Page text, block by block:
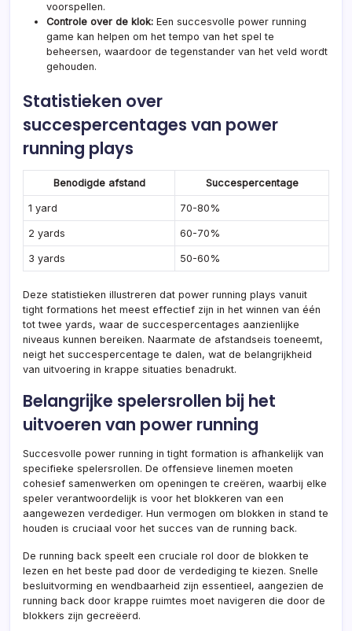
voorspellen.
Controle over de klok: Een succesvolle power running
game kan helpen om het tempo van het spel te
beheersen, waardoor de tegenstander van het veld wordt
gehouden.
Statistieken over
succespercentages van power
running plays
Benodigde afstand Succespercentage
1 yard 70-80%
2 yards 60-70%
3 yards 50-60%
Deze statistieken illustreren dat power running plays vanuit
tight formations het meest effectief zijn in het winnen van één
tot twee yards, waar de succespercentages aanzienlijke
niveaus kunnen bereiken. Naarmate de afstandseis toeneemt,
neigt het succespercentage te dalen, wat de belangrijkheid
van uitvoering in krappe situaties benadrukt.
Belangrijke spelersrollen bij het
uitvoeren van power running
Succesvolle power running in tight formation is afhankelijk van
specifieke spelersrollen. De offensieve linemen moeten
cohesief samenwerken om openingen te creëren, waarbij elke
speler verantwoordelijk is voor het blokkeren van een
aangewezen verdediger. Hun vermogen om blokken in stand te
houden is cruciaal voor het succes van de running back.
De running back speelt een cruciale rol door de blokken te
lezen en het beste pad door de verdediging te kiezen. Snelle
besluitvorming en wendbaarheid zijn essentieel, aangezien de
running back door krappe ruimtes moet navigeren die door de
blokkers zijn gecreëerd.